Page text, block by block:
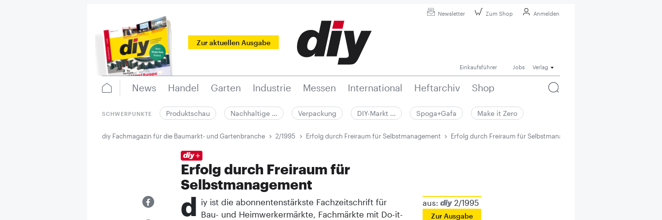
Newsletter Zum Shop Anmelden
Zur aktuellen Ausgabe
Einkaufsführer Jobs Verlag
News Handel Garten Industrie Messen International Heftarchiv Shop
SCHWERPUNKTE Produktschau Nachhaltige … Verpackung DIY-Markt … Spoga+Gafa Make it Zero
diy Fachmagazin für die Baumarkt- und Gartenbranche 2/1995 Erfolg durch Freiraum für Selbstmanagement Erfolg durch Freiraum für Selbstmanagement
Erfolg durch Freiraum für
Selbstmanagement
aus: 2/1995
Zur Ausgabe
d iy ist die abonnentenstärkste Fachzeitschrift für
Bau- und Heimwerkermärkte, Fachmärkte mit Do-it-